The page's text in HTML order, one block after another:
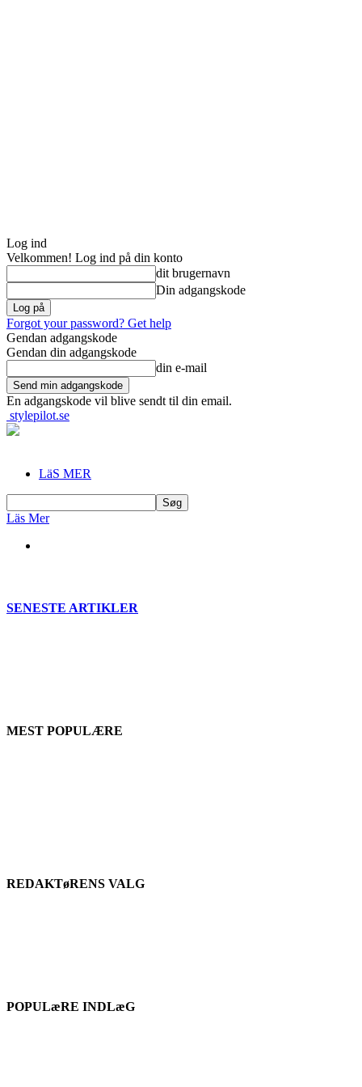
Log ind
Velkommen! Log ind på din konto
dit brugernavn
Din adgangskode
Forgot your password? Get help
Gendan adgangskode
Gendan din adgangskode
din e-mail
En adgangskode vil blive sendt til din email.
stylepilot.se
LäS MER
Läs Mer
SENESTE ARTIKLER
MEST POPULÆRE
REDAKTøRENS VALG
POPULæRE INDLæG